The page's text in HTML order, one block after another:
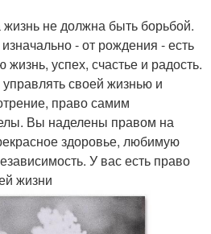
не должна быть борьбой.
- от рождения - есть
успех, счастье и радость.
своей жизнью и
право самим
Вы наделены правом на
здоровье, любимую
У вас есть право
жизни